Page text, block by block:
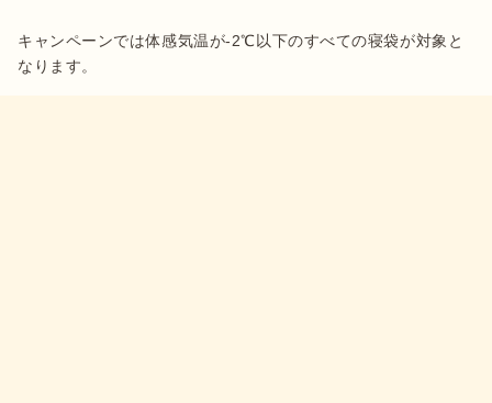
キャンペーンでは体感気温が-2℃以下のすべての寝袋が対象と
なります。